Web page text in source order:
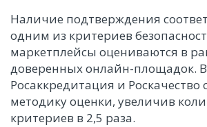
Наличие подтверждения
одним из критериев
маркетплейсы оцениваются в
доверенных онлайн-площадок. В
Росаккредитация и Роскачество
методику оценки, увеличив
критериев в 2,5 раза.